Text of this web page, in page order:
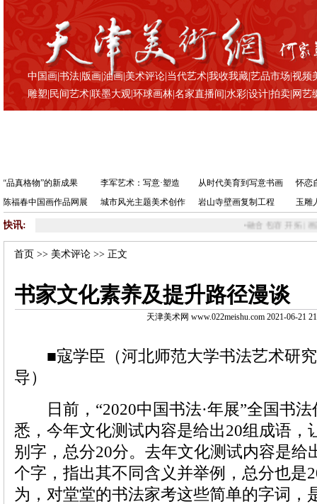
中国画 |书法 版画 |油画 |美术评论 当代艺术 |我收我藏 |艺品市场 |视频
雕塑 民间艺术 |联墨大观 |环球画林 |名家直播间 |水彩 |设计 |拍卖 网艺
“品真格物”的新成果 李军艺术：写意·塑造 从时代美育到写意书画
怀恋
陈福春中国画作品网展
城市风光主题美术创作 岩山寺壁画复制工程 玉雕
快讯: 融合 包容 开拓 | 画家郭文
首页 >> 美术评论 >> 正文
书家文化素养及提升路径漫谈
天津美术网 www.022meishu.com 2021-06-21
■寇学臣（河北师范大学书法艺术研究
导）
日前，“2020中国书法·年展”全国书法
悉，今年文化测试内容是给出20组成语，
别字，总分20分。去年文化测试内容是给
个字，指出其不同含义并举例，总分也是
为，对堂堂的书法家考这些简单的字词，